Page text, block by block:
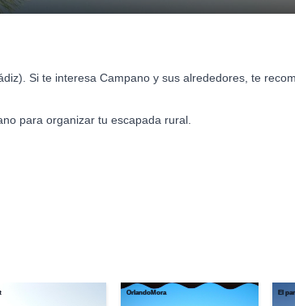
Si te interesa Campano y sus alrededores, te
para organizar tu escapada rural.
OrlandoMora El